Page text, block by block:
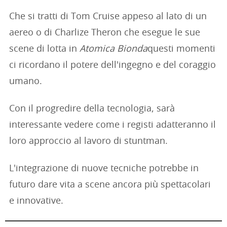
Che si tratti di Tom Cruise appeso al lato di un
aereo o di Charlize Theron che esegue le sue
scene di lotta in Atomica Biondaquesti momenti
ci ricordano il potere dell'ingegno e del coraggio
umano.
Con il progredire della tecnologia, sarà
interessante vedere come i registi adatteranno il
loro approccio al lavoro di stuntman.
L'integrazione di nuove tecniche potrebbe in
futuro dare vita a scene ancora più spettacolari
e innovative.